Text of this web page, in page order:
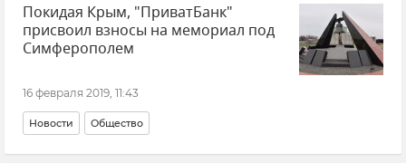
Покидая Крым, "ПриватБанк"
присвоил взносы на мемориал под
Симферополем
16 февраля 2019, 11:43
Новости Общество